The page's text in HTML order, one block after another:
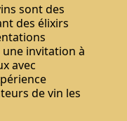
sont des
des élixirs
invitation à
avec
de vin les